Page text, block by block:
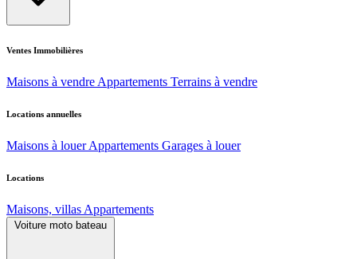
Ventes Immobilières
Maisons à vendre Appartements Terrains à vendre
Locations annuelles
Maisons à louer Appartements Garages à louer
Locations
Maisons, villas Appartements
Voiture moto bateau